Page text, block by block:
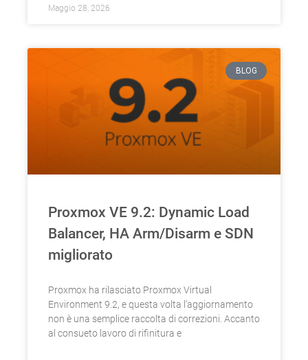
Maggio 28, 2026
BLOG
Proxmox VE 9.2: Dynamic Load
Balancer, HA Arm/Disarm e SDN
migliorato
Proxmox ha rilasciato Proxmox Virtual
Environment 9.2, e questa volta l’aggiornamento
non è una semplice raccolta di correzioni. Accanto
al consueto lavoro di rifinitura e